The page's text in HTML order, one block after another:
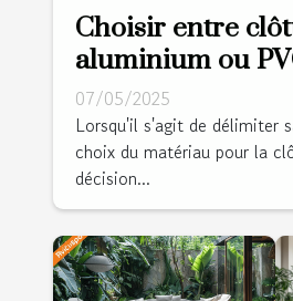
Choisir entre
aluminium ou
avantages et
07/05/2025
Lorsqu'il s'agit de délimiter
choix du matériau pour la
décision...